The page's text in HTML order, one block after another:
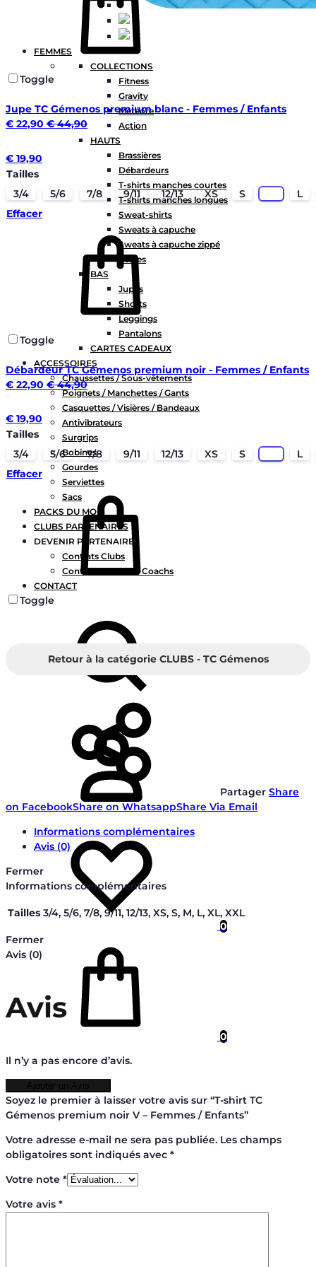
FEMMES
COLLECTIONS
Fitness
Gravity
Météore
Action
HAUTS
Brassières
Débardeurs
T-shirts manches courtes
T-shirts manches longues
Sweat-shirts
Sweats à capuche
Sweats à capuche zippé
Vestes
BAS
Jupes
Shorts
Leggings
Pantalons
CARTES CADEAUX
ACCESSOIRES
Chaussettes / Sous-vêtements
Poignets / Manchettes / Gants
Casquettes / Visières / Bandeaux
Antivibrateurs
Surgrips
Bobines
Gourdes
Serviettes
Sacs
PACKS DU MOIS
CLUBS PARTENAIRES
DEVENIR PARTENAIRE
Contrats Clubs
Contrats Joueurs / Coachs
CONTACT
0
0
Toggle
Jupe TC Gémenos premium blanc - Femmes / Enfants
€ 22,90 €44,90
€ 19,90
Tailles
3/4
5/6 7/8 9/11 12/13 XS S
L
Effacer
Toggle
Débardeur TC Gémenos premium noir - Femmes / Enfants
€ 22,90 €44,90
€ 19,90
Tailles
3/4
5/6 7/8 9/11 12/13 XS S
L
Effacer
Toggle
Retour à la catégorie CLUBS - TC Gémenos
Partager Share
on FacebookShare on WhatsappShare Via Email
Informations complémentaires
Avis (0)
Fermer
Informations complémentaires
Tailles 3/4, 5/6, 7/8, 9/11, 12/13, XS, S, M, L, XL, XXL
Fermer
Avis (0)
Avis
Il n’y a pas encore d’avis.
Soyez le premier à laisser votre avis sur “T-shirt TC
Gémenos premium noir V – Femmes / Enfants”
Votre adresse e-mail ne sera pas publiée. Les champs
obligatoires sont indiqués avec *
Votre note *
Votre avis *